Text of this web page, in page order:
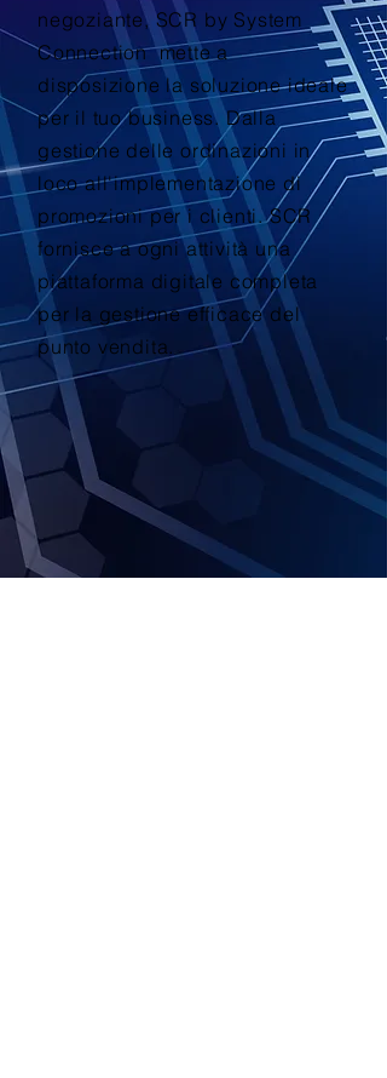
negoziante, SCR by System
Connection mette a
disposizione la soluzione ideale
per il tuo business. Dalla
gestione delle ordinazioni in
loco all'implementazione di
promozioni per i clienti. SCR
fornisce a ogni attività una
piattaforma digitale completa
per la gestione efficace del
punto vendita.